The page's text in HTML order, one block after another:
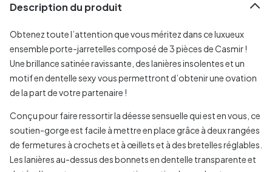
Description du produit
Obtenez toute l’attention que vous méritez dans ce luxueux
ensemble porte-jarretelles composé de 3 pièces de Casmir !
Une brillance satinée ravissante, des lanières insolentes et un
motif en dentelle sexy vous permettront d’obtenir une ovation
de la part de votre partenaire !
Conçu pour faire ressortir la déesse sensuelle qui est en vous, ce
soutien-gorge est facile à mettre en place grâce à deux rangées
de fermetures à crochets et à œillets et à des bretelles réglables.
Les lanières au-dessus des bonnets en dentelle transparente et